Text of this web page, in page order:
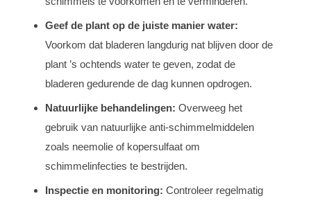
Geef de plant op de juiste manier water:
Voorkom dat bladeren langdurig nat blijven door de
plant ’s ochtends water te geven, zodat de
bladeren gedurende de dag kunnen opdrogen.
Natuurlijke behandelingen: Overweeg het
gebruik van natuurlijke anti-schimmelmiddelen
zoals neemolie of kopersulfaat om
schimmelinfecties te bestrijden.
Inspectie en monitoring: Controleer regelmatig